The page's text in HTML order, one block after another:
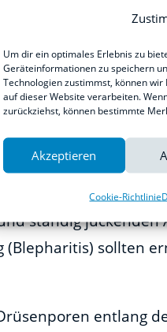
Um dir ein optimales Erlebnis zu
Geräteinformationen zu speichern
Technologien zustimmst, können
auf dieser Website verarbeiten.
zurückziehst, können bestimmte
Akzeptieren
Cookie-Richtlinie
am Bildschirm
ständig
(Blepharitis) sollten
entlang